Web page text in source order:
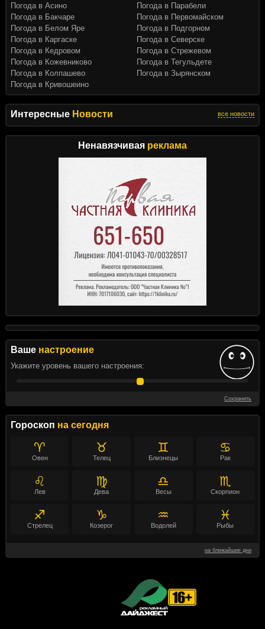
Интересные Новости все новости
Ненавязчивая реклама
Ваше настроение
Укажите уровень вашего настроения:
Сохранить
Гороскоп на сегодня
♈
Овен
♉
Телец
♊
Близнецы
♋
Рак
♌
Лев
♍
Дева
♎
Весы
♏
Скорпион
♐
Стрелец
♑
Козерог
♒
Водолей
♓
Рыбы
на ближайшие дни
Погода в Асино
Погода в Бакчаре
Погода в Белом Яре
Погода в Каргаске
Погода в Кедровом
Погода в Кожевниково
Погода в Колпашево
Погода в Кривошеино
Погода в Парабели
Погода в Первомайском
Погода в Подгорном
Погода в Северске
Погода в Стрежевом
Погода в Тегульдете
Погода в Зырянском